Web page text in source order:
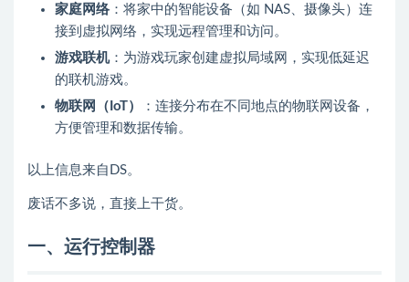
家庭网络：将家中的智能设备（如 NAS、摄像头）连
接到虚拟网络，实现远程管理和访问。
游戏联机：为游戏玩家创建虚拟局域网，实现低延迟
的联机游戏。
物联网（IoT）
：连接分布在不同地点的物联网设备，
方便管理和数据传输。
以上信息来自DS。
废话不多说，直接上干货。
一、运行控制器